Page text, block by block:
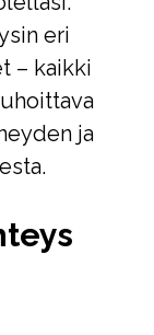
eri
– kaikki
ja